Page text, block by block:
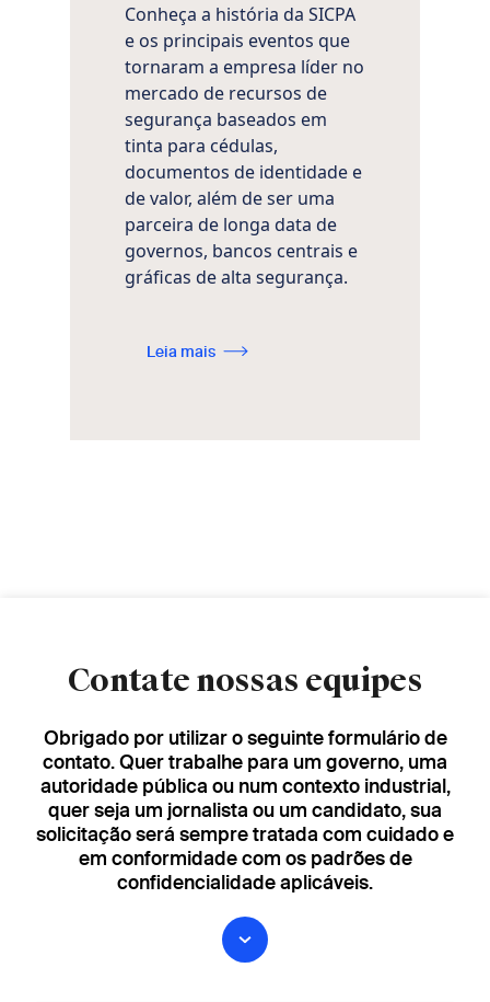
Conheça a história da SICPA
e os principais eventos que
tornaram a empresa líder no
mercado de recursos de
segurança baseados em
tinta para cédulas,
documentos de identidade e
de valor, além de ser uma
parceira de longa data de
governos, bancos centrais e
gráficas de alta segurança.
Leia mais
Contate nossas equipes
Obrigado por utilizar o seguinte formulário de
contato. Quer trabalhe para um governo, uma
autoridade pública ou num contexto industrial,
quer seja um jornalista ou um candidato, sua
solicitação será sempre tratada com cuidado e
em conformidade com os padrões de
confidencialidade aplicáveis.